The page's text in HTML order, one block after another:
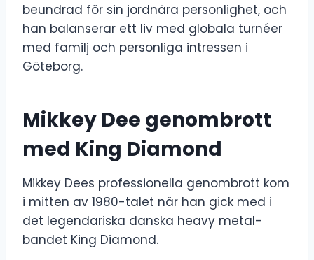
beundrad för sin jordnära personlighet, och
han balanserar ett liv med globala turnéer
med familj och personliga intressen i
Göteborg.
Mikkey Dee genombrott
med King Diamond
Mikkey Dees professionella genombrott kom
i mitten av 1980-talet när han gick med i
det legendariska danska heavy metal-
bandet King Diamond.